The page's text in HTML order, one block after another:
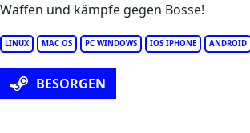
LINUX MAC OS PC WINDOWS IOS IPHONE ANDROID
Waffen und kämpfe gegen Bosse!
BESORGEN